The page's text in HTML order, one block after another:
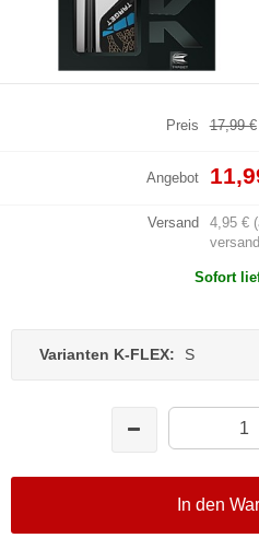
Preis 17,99 €
Angebot
Versand
4,95 €
Sofort
Varianten K-FLEX: S
In den